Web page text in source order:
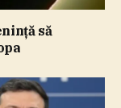
să